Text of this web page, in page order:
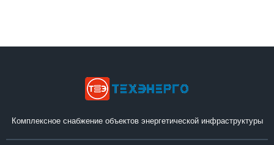
Комплексное снабжение объектов энергетической инфраструктуры